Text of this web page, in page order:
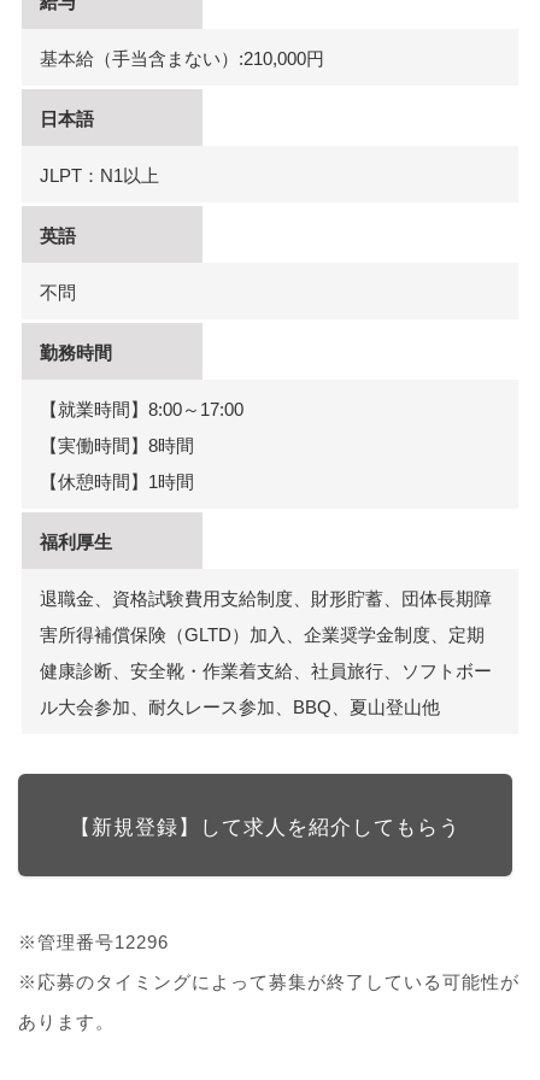
基本給（手当含まない）:210,000円
日本語
JLPT：N1以上
英語
不問
勤務時間
【就業時間】8:00～17:00
【実働時間】8時間
【休憩時間】1時間
福利厚生
退職金、資格試験費用支給制度、財形貯蓄、団体⾧期障
害所得補償保険（GLTD）加入、企業奨学金制度、定期
健康診断、安全靴・作業着支給、社員旅行、ソフトボー
ル大会参加、耐久レース参加、BBQ、夏山登山他
【新規登録】して求人を紹介してもらう
※管理番号12296
※応募のタイミングによって募集が終了している可能性が
あります。